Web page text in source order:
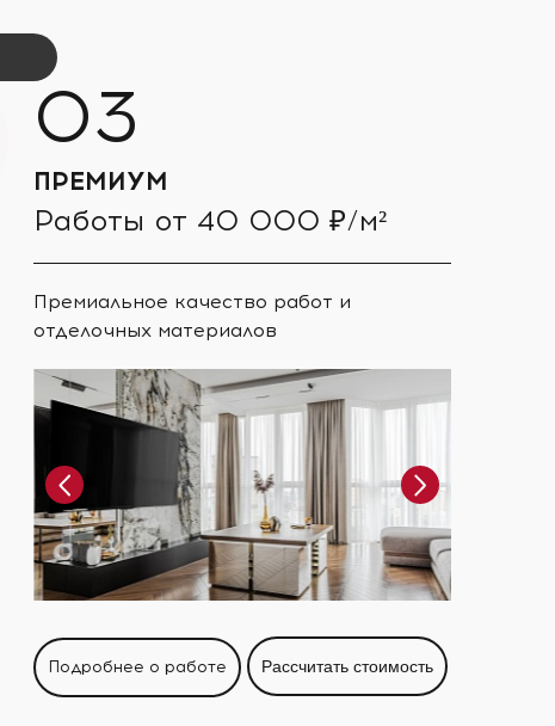
ПРЕМИУМ
Работы от 40 000 ₽/м²
Премиальное качество работ и
отделочных материалов
Подробнее о работе Рассчитать стоимость